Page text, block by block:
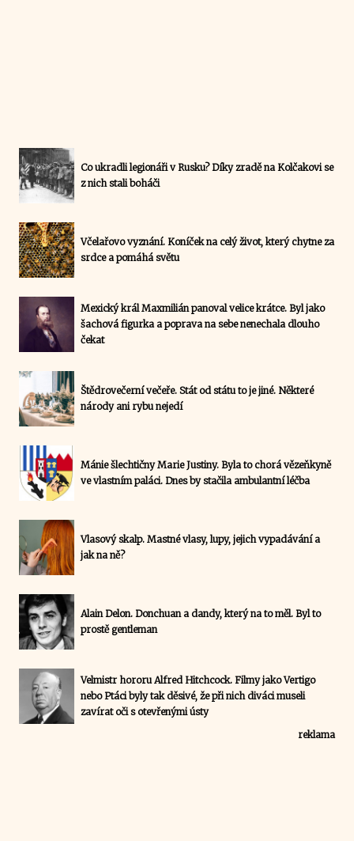
Co ukradli legionáři v Rusku? Díky zradě na Kolčakovi se
z nich stali boháči
Včelařovo vyznání. Koníček na celý život, který chytne za
srdce a pomáhá světu
Mexický král Maxmilián panoval velice krátce. Byl jako
šachová figurka a poprava na sebe nenechala dlouho
čekat
Štědrovečerní večeře. Stát od státu to je jiné. Některé
národy ani rybu nejedí
Mánie šlechtičny Marie Justiny. Byla to chorá vězeňkyně
ve vlastním paláci. Dnes by stačila ambulantní léčba
Vlasový skalp. Mastné vlasy, lupy, jejich vypadávání a
jak na ně?
Alain Delon. Donchuan a dandy, který na to měl. Byl to
prostě gentleman
Velmistr hororu Alfred Hitchcock. Filmy jako Vertigo
nebo Ptáci byly tak děsivé, že při nich diváci museli
zavírat oči s otevřenými ústy
reklama